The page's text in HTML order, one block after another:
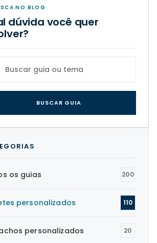
NO BLOG
dúvida você quer
BUSCAR GUIA
os guias 200
personalizados 110
personalizados 20